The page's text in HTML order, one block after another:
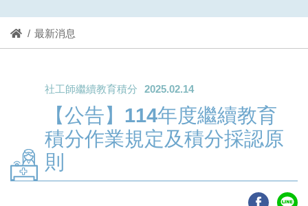
最新消息
社工師繼續教育積分 2025.02.14
【公告】114年度繼續教育
積分作業規定及積分採認原
則